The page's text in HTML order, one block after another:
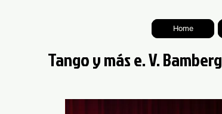
Home
Tango y más e. V. Bamberg